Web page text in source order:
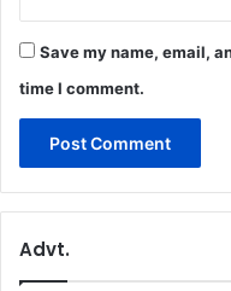
Save my name, email,
time I comment.
Advt.